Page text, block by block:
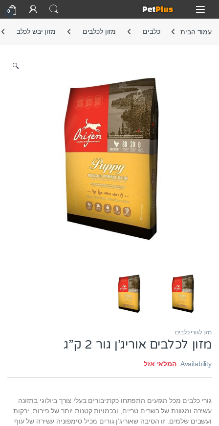
Skip to navigation
Skip to content
Open
0
עמוד הבית כלבים מזון לכלבים מזון יבש לכלב
🔍
מזון לגורי כלבים
מזון לכלבים אוריג’ן גור 2 ק”ג
Availability: המלאי אזל
גורי כלבים מכל הגזעים התפתחו כקרניבורים בעלי צורך ביולוגי בתזונה
עשירה ומגוונת של בשרים טריים, ובכמויות קטנות יותר של פירות, ירקות
ועשבים שלמים. זו הסיבה שאוריג’ן גורים מכיל סימפוניה עשירה של עוף